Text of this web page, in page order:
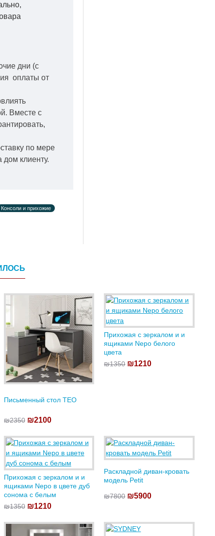
дни (с
оплаты от
Вместе с
по мере
клиенту.
Консоли и прихожие
Письменный стол TEO
₪2350 ₪2100
Прихожая с зеркалом и и
ящиками Nepo белого
цвета
₪1350 ₪1210
Прихожая с зеркалом и и
ящиками Nepo в цвете дуб
сонома с белым
₪1350 ₪1210
Раскладной диван-кровать
модель Petit
₪7800 ₪5900